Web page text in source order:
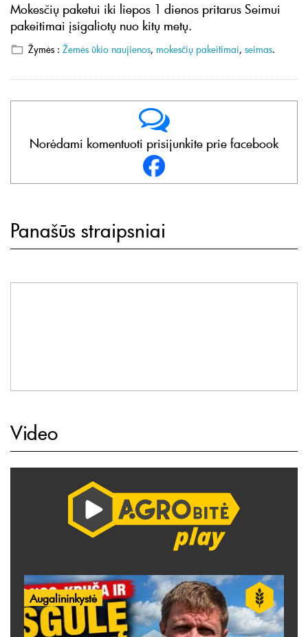
Mokesčių paketui iki liepos 1 dienos pritarus Seimui
pakeitimai įsigaliotų nuo kitų metų.
Žymės : Žemės ūkio naujienos, mokesčių pakeitimai, seimas.
Norėdami komentuoti prisijunkite prie facebook
Panašūs straipsniai
Video
Augalininkystė